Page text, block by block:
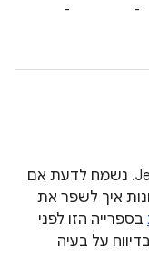
-
-
המשוב שלכם עוזר לנו לשפר את Jetpack. נשמח לדעת אם
איך לשפר את
בספרייה הזו לפני
על בעיה